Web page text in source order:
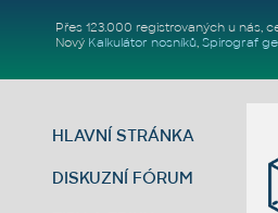
Přes 123.000 registrovaných u nás,
Nový Kalkulátor nosníků, Spirograf
HLAVNÍ STRÁNKA
DISKUZNÍ FÓRUM